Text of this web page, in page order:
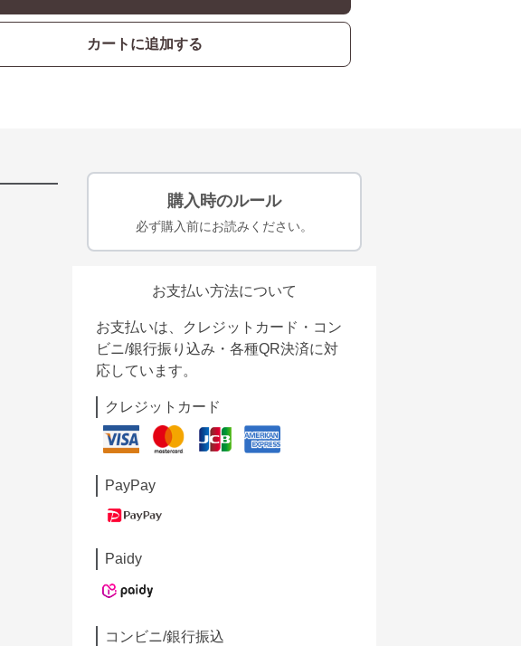
カートに追加する
購入時のルール
必ず購入前にお読みください。
お支払い方法について
お支払いは、クレジットカード・コン
ビニ/銀行振り込み・各種QR決済に対
応しています。
クレジットカード
PayPay
Paidy
コンビニ/銀行振込